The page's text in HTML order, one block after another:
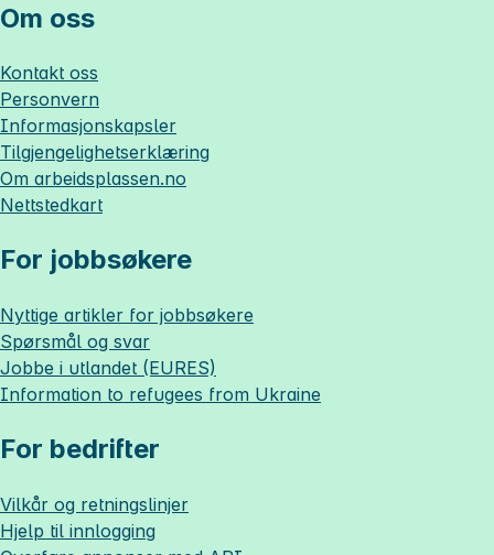
Om oss
Kontakt oss
Personvern
Informasjonskapsler
Tilgjengelighetserklæring
Om arbeidsplassen.no
Nettstedkart
For jobbsøkere
Nyttige artikler for jobbsøkere
Spørsmål og svar
Jobbe i utlandet (EURES)
Information to refugees from Ukraine
For bedrifter
Vilkår og retningslinjer
Hjelp til innlogging